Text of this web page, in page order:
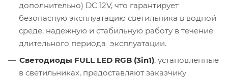
дополнительно) DС 12V, что гарантирует
безопасную эксплуатацию светильника в водной
среде, надежную и стабильную работу в течение
длительного периода эксплуатации.
Светодиоды FULL LED RGB (3in1), установленные
в светильниках, предоставляют заказчику